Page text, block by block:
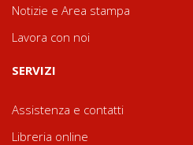
Notizie e Area stampa
Lavora con noi
SERVIZI
Assistenza e contatti
Libreria online